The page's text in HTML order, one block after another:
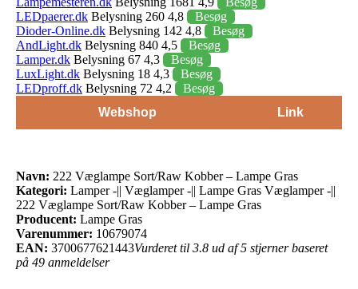
LEDpaerer.dk Belysning 260 4,8
Besøg
Dioder-Online.dk Belysning 142 4,8
Besøg
AndLight.dk Belysning 840 4,5
Besøg
Lamper.dk Belysning 67 4,3
Besøg
LuxLight.dk Belysning 18 4,3
Besøg
LEDproff.dk Belysning 72 4,2
Besøg
Webshop
Link
Navn: 222 Væglampe Sort/Raw Kobber – Lampe Gras
Kategori: Lamper -|| Væglamper -|| Lampe Gras Væglamper -||
222 Væglampe Sort/Raw Kobber – Lampe Gras
Producent: Lampe Gras
Varenummer: 10679074
EAN: 3700677621443Vurderet til 3.8 ud af 5 stjerner baseret
på 49 anmeldelser